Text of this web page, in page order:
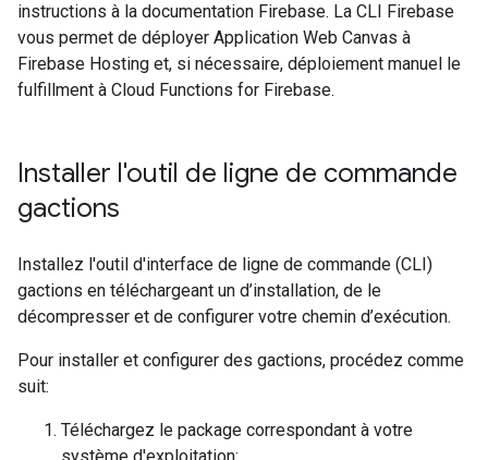
instructions à la documentation Firebase. La CLI Firebase
vous permet de déployer Application Web Canvas à
Firebase Hosting et, si nécessaire, déploiement manuel le
fulfillment à Cloud Functions for Firebase.
Installer l'outil de ligne de commande
gactions
Installez l'outil d'interface de ligne de commande (CLI)
gactions en téléchargeant un d’installation, de le
décompresser et de configurer votre chemin d’exécution.
Pour installer et configurer des gactions, procédez comme
suit:
Téléchargez le package correspondant à votre